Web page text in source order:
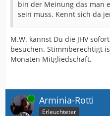
bin der Meinung das man
sein muss. Kennt sich da
M.W. kannst Du die JHV
besuchen. Stimmberechtigt
Monaten Mitgliedschaft.
Online Arminia-Rotti
Erleuchteter